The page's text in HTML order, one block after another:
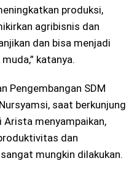
produksi,
agribisnis dan
dan bisa menjadi
katanya.
Pengembangan SDM
saat berkunjung
Arista menyampaikan,
dan
mungkin dilakukan.